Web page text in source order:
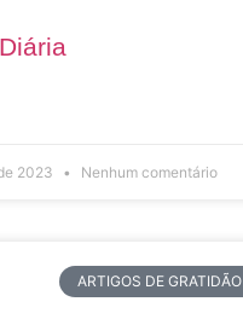
2023 Nenhum comentário
ARTIGOS DE GRATIDÃO